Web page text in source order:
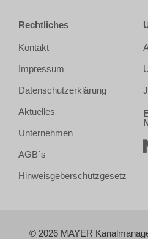
Rechtliches
Kontakt
Impressum
Datenschutzerklärung
Aktuelles
Unternehmen
AGB´s
Hinweisgeberschutzgesetz
© 2026 MAYER